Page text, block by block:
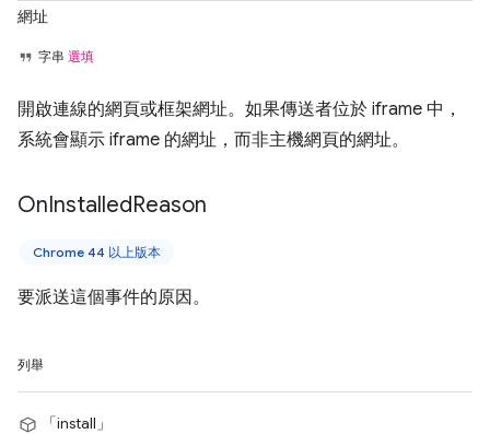
網址
字串 選填
開啟連線的網頁或框架網址。如果傳送者位於 iframe 中，
系統會顯示 iframe 的網址，而非主機網頁的網址。
OnInstalledReason
Chrome 44 以上版本
要派送這個事件的原因。
列舉
「install」